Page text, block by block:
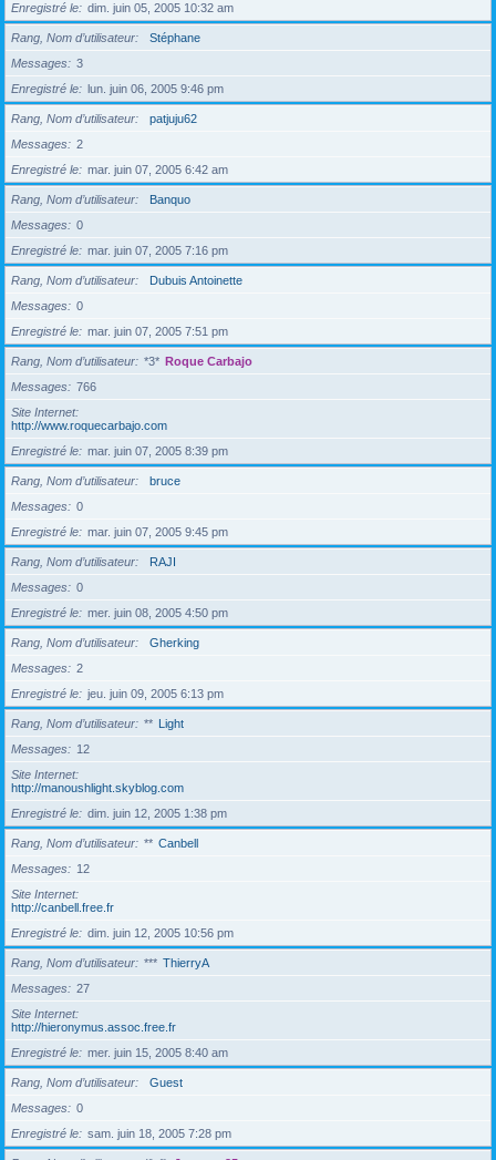
Enregistré le
dim. juin 05, 2005 10:32 am
Rang, Nom d’utilisateur
Stéphane
Messages
3
Enregistré le
lun. juin 06, 2005 9:46 pm
Rang, Nom d’utilisateur
patjuju62
Messages
2
Enregistré le
mar. juin 07, 2005 6:42 am
Rang, Nom d’utilisateur
Banquo
Messages
0
Enregistré le
mar. juin 07, 2005 7:16 pm
Rang, Nom d’utilisateur
Dubuis Antoinette
Messages
0
Enregistré le
mar. juin 07, 2005 7:51 pm
Rang, Nom d’utilisateur *3* Roque Carbajo
Messages
766
Site Internet
http://www.roquecarbajo.com
Enregistré le
mar. juin 07, 2005 8:39 pm
Rang, Nom d’utilisateur
bruce
Messages
0
Enregistré le
mar. juin 07, 2005 9:45 pm
Rang, Nom d’utilisateur
RAJI
Messages
0
Enregistré le
mer. juin 08, 2005 4:50 pm
Rang, Nom d’utilisateur
Gherking
Messages
2
Enregistré le
jeu. juin 09, 2005 6:13 pm
Rang, Nom d’utilisateur ** Light
Messages
12
Site Internet
http://manoushlight.skyblog.com
Enregistré le
dim. juin 12, 2005 1:38 pm
Rang, Nom d’utilisateur ** Canbell
Messages
12
Site Internet
http://canbell.free.fr
Enregistré le
dim. juin 12, 2005 10:56 pm
Rang, Nom d’utilisateur *** ThierryA
Messages
27
Site Internet
http://hieronymus.assoc.free.fr
Enregistré le
mer. juin 15, 2005 8:40 am
Rang, Nom d’utilisateur
Guest
Messages
0
Enregistré le
sam. juin 18, 2005 7:28 pm